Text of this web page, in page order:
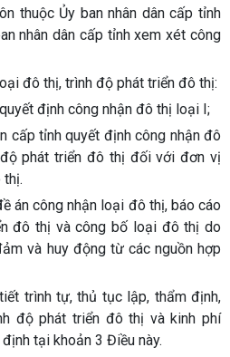
thuộc Ủy ban nhân dân cấp tỉnh
nhân dân cấp tỉnh xem xét công
đô thị, trình độ phát triển đô thị:
định công nhận đô thị loại I;
cấp tỉnh quyết định công nhận đô
phát triển đô thị đối với đơn vị
thị.
án công nhận loại đô thị, báo cáo
đô thị và công bố loại đô thị do
và huy động từ các nguồn hợp
trình tự, thủ tục lập, thẩm định,
độ phát triển đô thị và kinh phí
tại khoản 3 Điều này.